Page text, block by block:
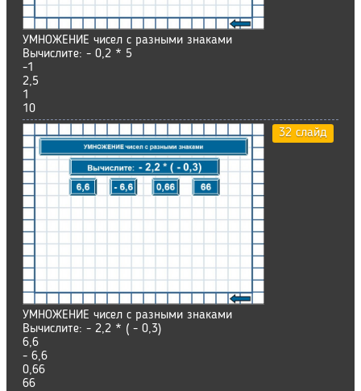
УМНОЖЕНИЕ чисел с разными знаками
Вычислите: - 0,2 * 5
-1
2,5
1
10
32 слайд
УМНОЖЕНИЕ чисел с разными знаками
Вычислите: - 2,2 * ( - 0,3)
6,6
- 6,6
0,66
66